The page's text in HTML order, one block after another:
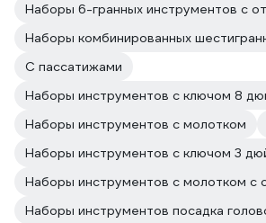
Наборы 6-гранных инструментов с
С пассатижами
Наборы инструментов с ключом 8
Наборы инструментов с молотком
Наборы инструментов с ключом 3
Наборы инструментов с молотком с
Наборы инструментов посадка